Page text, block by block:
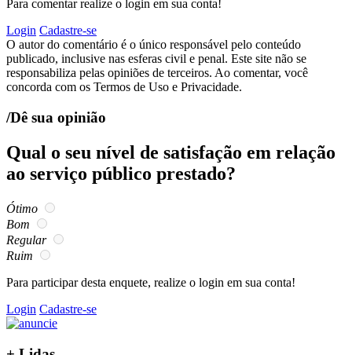
Para comentar realize o login em sua conta!
Login Cadastre-se
O autor do comentário é o único responsável pelo conteúdo
publicado, inclusive nas esferas civil e penal. Este site não se
responsabiliza pelas opiniões de terceiros. Ao comentar, você
concorda com os Termos de Uso e Privacidade.
/Dê sua opinião
Qual o seu nível de satisfação em relação
ao serviço público prestado?
Ótimo
Bom
Regular
Ruim
Para participar desta enquete, realize o login em sua conta!
Login Cadastre-se